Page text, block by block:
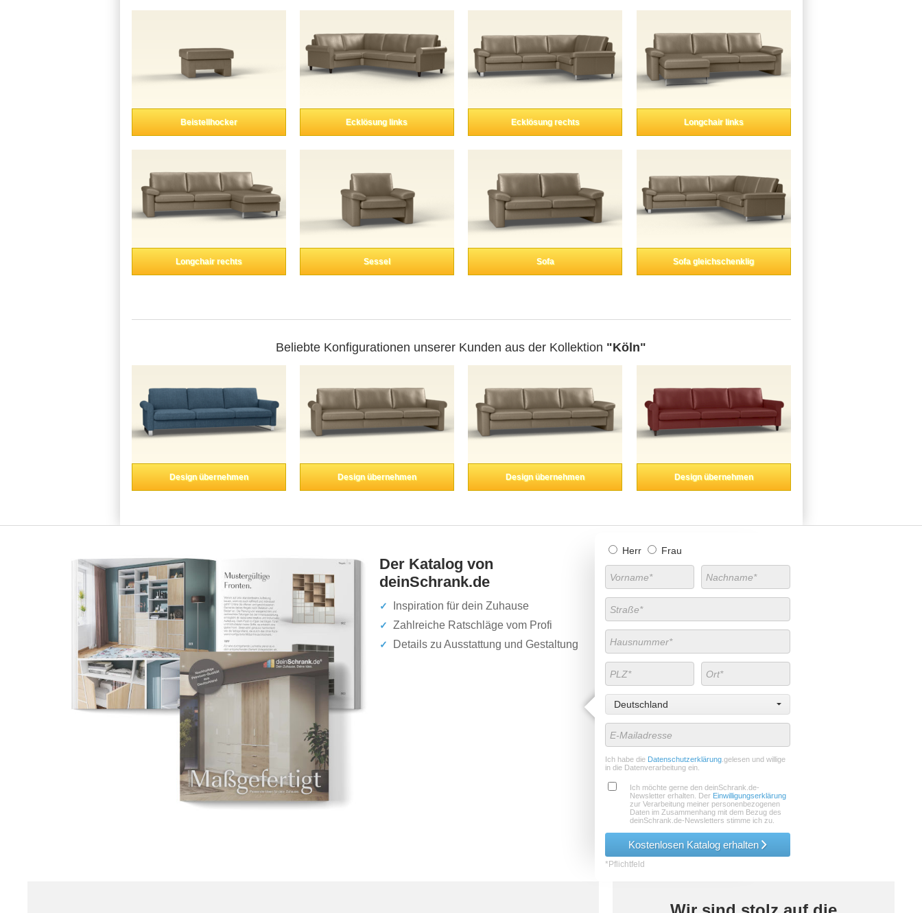
Beistellhocker Ecklösung links Ecklösung rechts Longchair links
Longchair rechts Sessel Sofa Sofa gleichschenklig
Beliebte Konfigurationen unserer Kunden aus der Kollektion "Köln"
Design übernehmen Design übernehmen Design übernehmen Design übernehmen
Der Katalog von
deinSchrank.de
Inspiration für dein Zuhause
Zahlreiche Ratschläge vom Profi
Details zu Ausstattung und Gestaltung
Herr Frau
Deutschland
Ich habe dieDatenschutzerklärung.gelesen und willige
in die Datenverarbeitung ein.
Ich möchte gerne den deinSchrank.de-
Newsletter erhalten. Der Einwilligungserklärung
zur Verarbeitung meiner personenbezogenen
Daten im Zusammenhang mit dem Bezug des
deinSchrank.de-Newsletters stimme ich zu.
Kostenlosen Katalog erhalten
*Pflichtfeld